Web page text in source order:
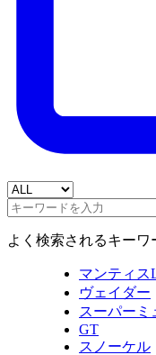
よく検索されるキーワ
マンティス
ヴェイダー
スーパーミ
GT
スノーケル